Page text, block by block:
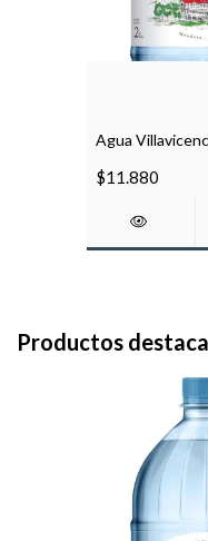
Agua
$11.880
Productos